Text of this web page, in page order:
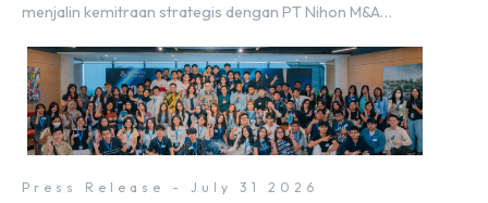
menjalin kemitraan strategis dengan PT Nihon M&A
Holdings Inc. Kemitraan tersebut ditandai dengan
penandatanganan Memorandum of Understanding
(MoU) oleh Bayu Seto (Partner at Living Lab Ventures)
dan Kosuke Kawata […]
Press Release - July 31 2026